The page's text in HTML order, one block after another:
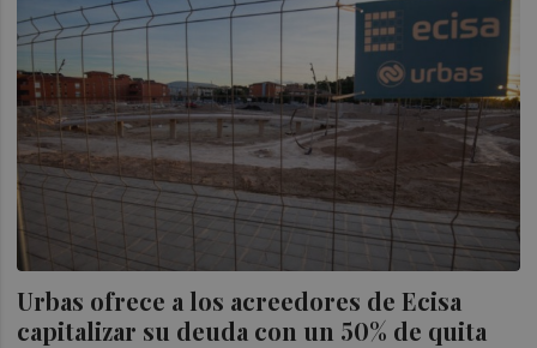
Urbas ofrece a los acreedores de Ecisa
capitalizar su deuda con un 50% de quita